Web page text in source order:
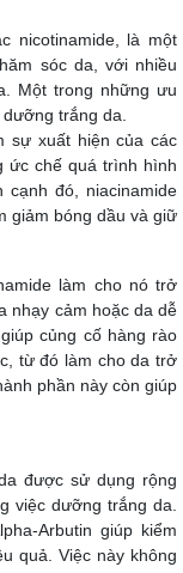
nicotinamide, là một
sóc da, với nhiều
Một trong những ưu
trắng da.
sự xuất hiện của các
ức chế quá trình hình
đó, niacinamide
giảm bóng dầu và giữ
làm cho nó trở
nhạy cảm hoặc da dễ
củng cố hàng rào
từ đó làm cho da trở
phần này còn giúp
được sử dụng rộng
việc dưỡng trắng da.
Arbutin giúp kiểm
quả. Việc này không